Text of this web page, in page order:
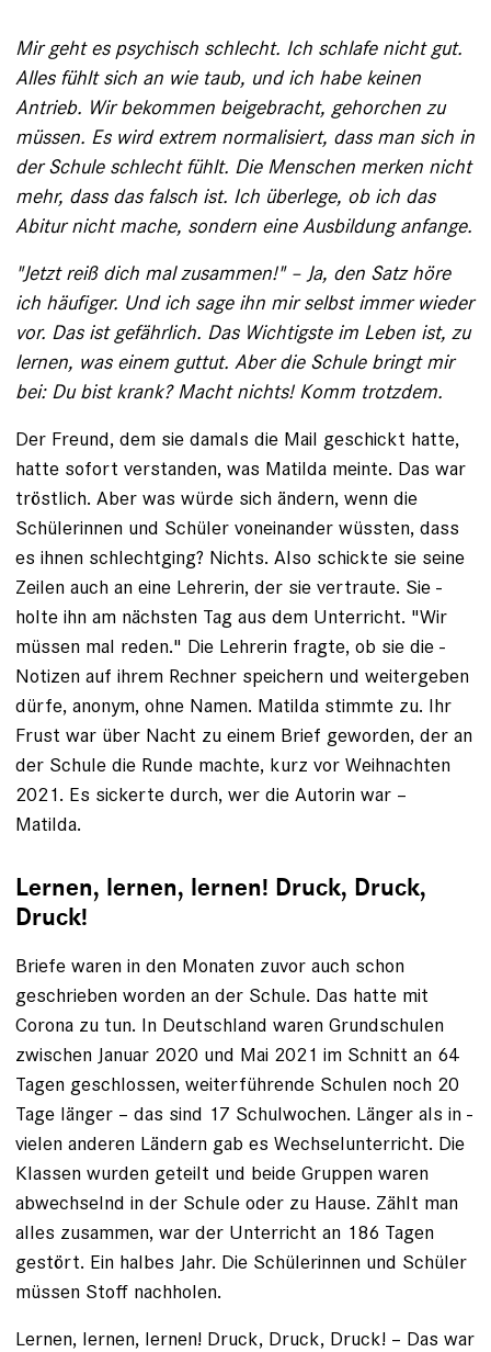
Mir geht es psychisch schlecht. Ich ­schlafe nicht gut.
Alles fühlt sich an wie taub, und ich habe keinen
Antrieb. Wir bekommen beigebracht, gehorchen zu
müssen. Es wird ­extrem normalisiert, dass man sich in
der Schule schlecht fühlt. Die Menschen merken nicht
mehr, dass das falsch ist. Ich überlege, ob ich das
Abitur nicht mache, sondern eine Aus­bildung anfange.
"Jetzt reiß dich mal zusammen!" – Ja, den Satz höre
ich häufiger. Und ich sage ihn mir selbst immer wieder
vor. Das ist gefährlich. Das Wichtigste im Leben ist, zu
lernen, was einem guttut. Aber die Schule bringt mir
bei: Du bist krank? Macht nichts! Komm trotzdem.
Der Freund, dem sie damals die Mail geschickt hatte,
hatte sofort verstanden, was Matilda ­meinte. Das war
tröstlich. Aber was würde sich ändern, wenn die
Schülerinnen und Schüler voneinander wüssten, dass
es ihnen schlechtging? Nichts. Also schickte sie seine
Zeilen auch an eine Lehrerin, der sie vertraute. Sie ­
holte ihn am nächsten Tag aus dem ­Unterricht. "Wir
müssen mal reden." Die Lehrerin fragte, ob sie die ­
Notizen auf ­ihrem Rechner speichern und weitergeben
dürfe, ­anonym, ohne Namen. Matilda stimmte zu. Ihr
Frust war über Nacht zu einem Brief ­geworden, der an
der Schule die ­Runde machte, kurz vor Weihnachten
2021. Es ­sickerte durch, wer die Autorin war –
Matilda.
Lernen, lernen, lernen! Druck, Druck,
Druck!
Briefe waren in den Monaten zuvor auch schon
geschrieben worden an der Schule. Das hatte mit
Corona zu tun. In Deutschland ­waren Grundschulen
zwischen Januar 2020 und Mai 2021 im Schnitt an 64
Tagen ­geschlossen, weiterführende Schulen noch 20
Tage länger – das sind 17 Schulwochen. Länger als in ­
vielen anderen Ländern gab es Wechselunterricht. Die
Klassen wurden geteilt und beide ­Gruppen waren
abwechselnd in der Schule oder zu Hause. Zählt man
alles zusammen, war der Unterricht an 186 Tagen
gestört. Ein halbes Jahr. Die Schülerinnen und Schüler
müssen Stoff nachholen.
Lernen, lernen, lernen! Druck, Druck, Druck! – Das war